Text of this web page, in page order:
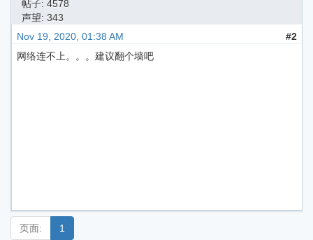
帖子: 4578
声望: 343
Nov 19, 2020, 01:38 AM
#2
网络连不上。。。建议翻个墙吧
页面: 1